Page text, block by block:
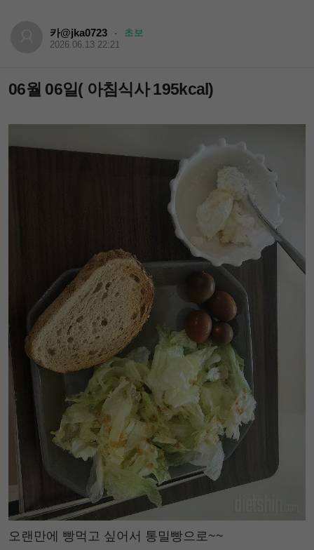
카@jka0723 · 초보
2026.06.13 22:21
06월 06일( 아침식사 195kcal)
오랜만에 빵먹고 싶어서 통밀빵으로~~